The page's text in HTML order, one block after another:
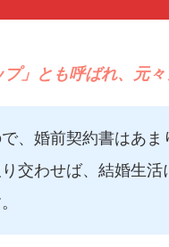
」とも呼ばれ、元
、婚前契約書はあ
交わせば、結婚生